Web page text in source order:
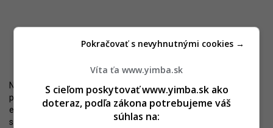
Možná podoba projektu Lakeside 03. Zdroj: Skyscrapercity
Nebude pritom jediný. Na druhej strane železničnej trate, na
prázdnej ploche medzi kancelárskym komplexom Lakeside 02,
električkovou traťou a Tomášikovou, plánujevýškové budovy
stavať aj Cresco Real Estate v spolupráci s Wood&Company.
Víta ťa www.yimba.sk
S cieľom poskytovať www.yimba.sk ako
doteraz, podľa zákona potrebujeme váš
súhlas na:
Pokračovať s nevyhnutnými cookies →